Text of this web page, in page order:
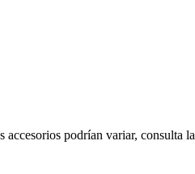
podrían variar, consulta